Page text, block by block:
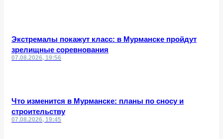
Экстремалы покажут класс: в Мурманске пройдут
зрелищные соревнования
07.08.2026, 19:56
Что изменится в Мурманске: планы по сносу и
строительству
07.08.2026, 19:45